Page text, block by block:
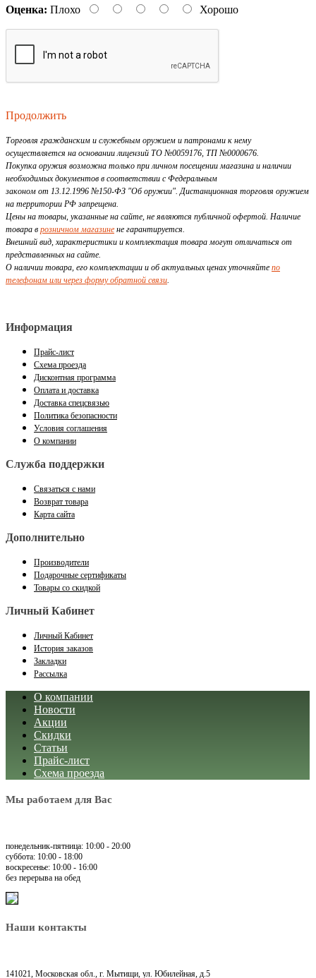
Оценка: Плохо Хорошо
Продолжить
Торговля гражданским и служебным оружием и патронами к нему
осуществляется на основании лицензий ТО №0059176, ТП №0000676.
Покупка оружия возможна только при личном посещении магазина и наличии
необходимых документов в соответствии с Федеральным
законом от 13.12.1996 №150-ФЗ "Об оружии". Дистанционная торговля оружием
на территории РФ запрещена.
Цены на товары, указанные на сайте, не являются публичной офертой. Наличие
товара в розничном магазине не гарантируется.
Внешний вид, характеристики и комплектация товара могут отличаться от
представленных на сайте.
О наличии товара, его комплектации и об актуальных ценах уточняйте по
телефонам или через форму обратной связи.
Информация
Прайс-лист
Схема проезда
Дисконтная программа
Оплата и доставка
Доставка спецсвязью
Политика безопасности
Условия соглашения
О компании
Служба поддержки
Связаться с нами
Возврат товара
Карта сайта
Дополнительно
Производители
Подарочные сертификаты
Товары со скидкой
Личный Кабинет
Личный Кабинет
История заказов
Закладки
Рассылка
О компании
Новости
Акции
Скидки
Статьи
Прайс-лист
Схема проезда
Мы работаем для Вас
понедельник-пятница: 10:00 - 20:00
суббота: 10:00 - 18:00
воскресенье: 10:00 - 16:00
без перерыва на обед
Наши контакты
141021, Московская обл., г. Мытищи, ул. Юбилейная, д.5